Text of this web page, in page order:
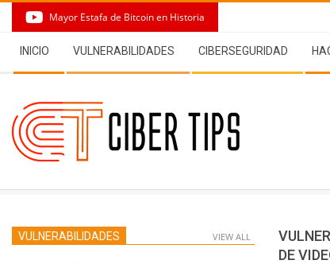
content
Mayor Estafa de Bitcoin en Historia
Navigation
Menu
INICIO VULNERABILIDADES CIBERSEGURIDAD
DE
VULNERABILIDADES VIEW ALL